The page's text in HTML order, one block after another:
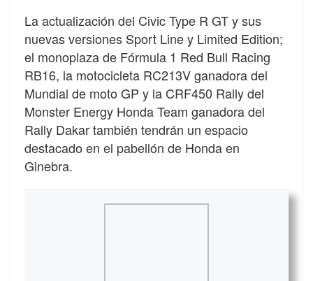
La actualización del Civic Type R GT y sus
nuevas versiones Sport Line y Limited Edition;
el monoplaza de Fórmula 1 Red Bull Racing
RB16, la motocicleta RC213V ganadora del
Mundial de moto GP y la CRF450 Rally del
Monster Energy Honda Team ganadora del
Rally Dakar también tendrán un espacio
destacado en el pabellón de Honda en
Ginebra.